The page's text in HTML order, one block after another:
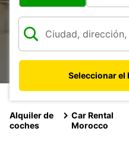
Seleccionar el
Alquiler de
coches
Car Rental
Morocco